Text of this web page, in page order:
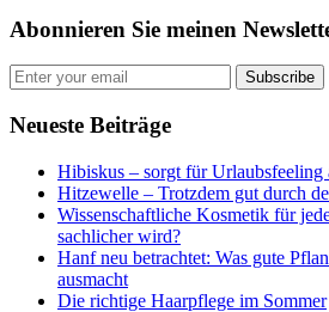
Abonnieren Sie meinen
Subscribe
Neueste Beiträge
Hibiskus – sorgt für Urlaubsfeeling
Hitzewelle – Trotzdem gut durch
Wissenschaftliche Kosmetik für
sachlicher wird?
Hanf neu betrachtet: Was gute
ausmacht
Die richtige Haarpflege im Sommer